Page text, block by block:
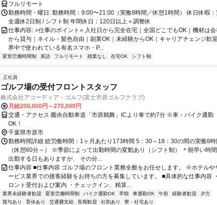
フルリモート
勤務時間・曜日: 勤務時間：9:00〜21:00（実働8時間／休憩1時間） 休日休暇
全週休2日制 / シフト制 年間休日：120日以上＋調整休
仕事内容: ⭐️仕事のポイント⭐️ 入社日から完全在宅｜全国どこでもOK｜機材は会
から貸与｜ネイル・髪色自由｜副業OK｜未経験からOK｜キャリアチェンジ歓
界中で使われている有名スマホ・P...
変形労働時間制 英語 フルリモート 残業なし 在宅OK シフト制
正社員
ゴルフ場の受付フロントスタッフ
株式会社アコーディア・ゴルフ(富士市原ゴルフクラブ)
月給200,000円～270,000円
交通・アクセス 圏央自動車道「市原鶴舞」ICより車で約7分 ※車・バイク通勤
OK！
千葉県市原市
勤務時間詳細 総労働時間：1ヶ月あたり173時間 5：30～18：30の間の実働8時
（休憩60分～） ※季節によって出勤時間の変動あり（シフト制） ＊朝早い時
出勤する日もありますが、 その分...
仕事内容 ■仕事内容 ゴルフ場のフロント業務全般をお任せします。 ※ホテルや
ービス業界での接客経験をお持ちの方を募集しています。 ■具体的な仕事内容
ロント受付および案内 ・チェックイン、精算...
業界未経験者歓迎 変形労働時間制 バイク通勤OK 早朝 車通勤OK 午前 経験者歓迎
夕方
賞与あり
育休あり 交通費支給 長期歓迎 社割あり 寮・社宅あり